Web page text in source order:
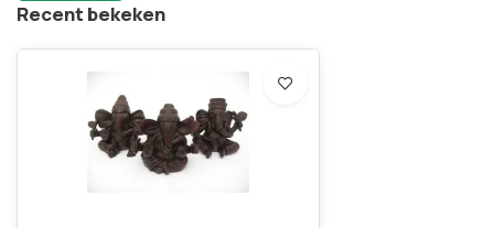
Recent bekeken